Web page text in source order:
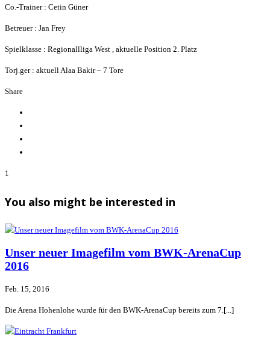
Co.-Trainer : Cetin Güner
Betreuer : Jan Frey
Spielklasse : Regionallliga West , aktuelle Position 2. Platz
Torj.ger : aktuell Alaa Bakir – 7 Tore
Share
1
You also might be interested in
Unser neuer Imagefilm vom BWK-ArenaCup
2016
Feb. 15, 2016
Die Arena Hohenlohe wurde für den BWK-ArenaCup bereits zum 7.[...]